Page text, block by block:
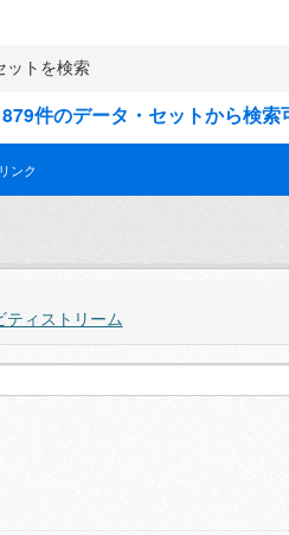
件のデータ・セットから検索
リンク
ィストリーム